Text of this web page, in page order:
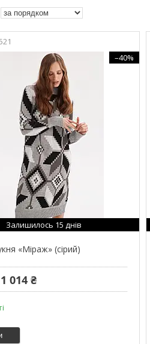
–40%
Залишилось 15 днів
«Міраж» (сірий)
1 014 ₴